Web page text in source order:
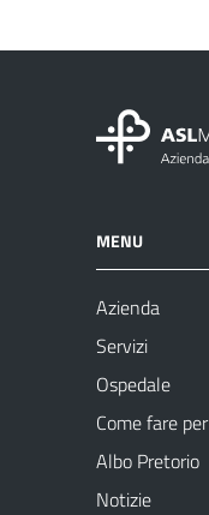
MENU
Azienda
Servizi
Ospedale
Come fare per
Albo Pretorio
Notizie